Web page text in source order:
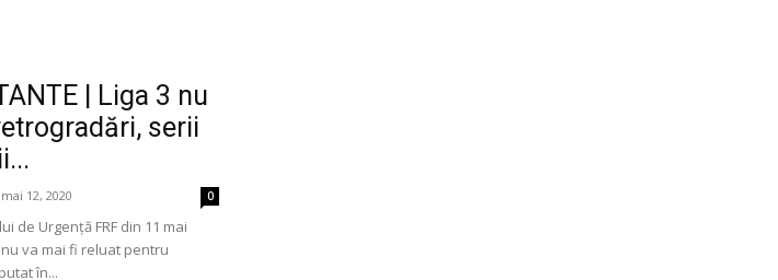
| Liga 3 nu
serii
mai 12, 2020 0
de Urgență FRF din 11 mai
va mai fi reluat pentru
în...